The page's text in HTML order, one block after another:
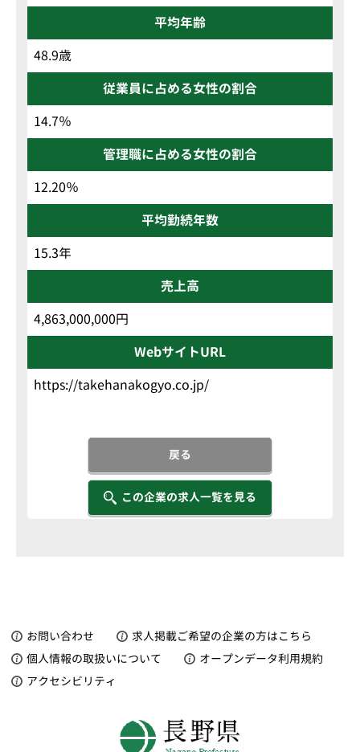
平均年齢
48.9歳
従業員に占める女性の割合
14.7％
管理職に占める女性の割合
12.20％
平均勤続年数
15.3年
売上高
4,863,000,000円
WebサイトURL
https://takehanakogyo.co.jp/
戻る
この企業の求人一覧を見る
お問い合わせ
求人掲載ご希望の企業の方はこちら
個人情報の取扱いについて
オープンデータ利用規約
アクセシビリティ